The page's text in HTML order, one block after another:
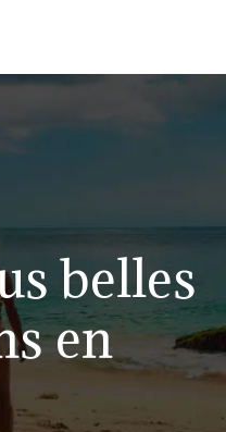
belles
en